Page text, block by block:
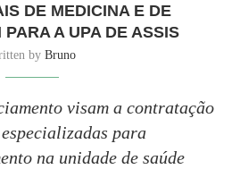
DE MEDICINA E DE
A UPA DE ASSIS
by Bruno
visam a contratação
para
na unidade de saúde